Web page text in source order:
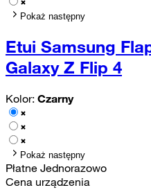
Pokaż następny
Etui Samsung
Galaxy Z Flip 4
Kolor: Czarny
Pokaż następny
Płatne Jednorazowo
Cena urządzenia